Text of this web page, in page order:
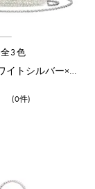
全3色
クオーリ/ホワイトシルバー×フラミンゴシルバー
(0件)